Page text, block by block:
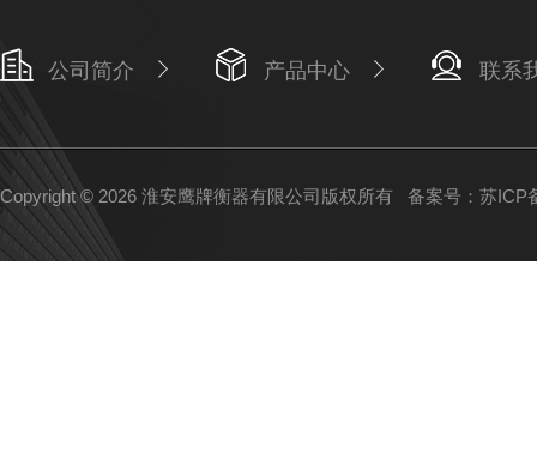
公司简介 产品中心 联系
Copyright © 2026 淮安鹰牌衡器有限公司版权所有 备案号：苏ICP